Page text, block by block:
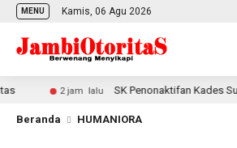
MENU Kamis, 06 Agu 2026
2 jam lalu SK Penonaktifan Kades Sungai
Beranda HUMANIORA